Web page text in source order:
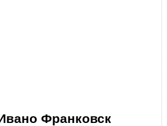
Франковск